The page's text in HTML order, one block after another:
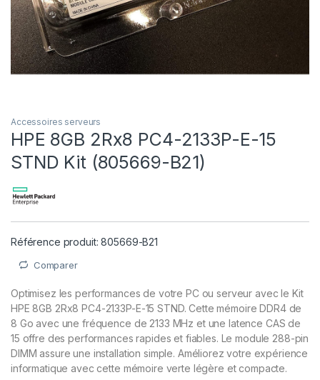
Accessoires serveurs
HPE 8GB 2Rx8 PC4-2133P-E-15
STND Kit (805669-B21)
Référence produit: 805669-B21
Comparer
Optimisez les performances de votre PC ou serveur avec le Kit
HPE 8GB 2Rx8 PC4-2133P-E-15 STND. Cette mémoire DDR4 de
8 Go avec une fréquence de 2133 MHz et une latence CAS de
15 offre des performances rapides et fiables. Le module 288-pin
DIMM assure une installation simple. Améliorez votre expérience
informatique avec cette mémoire verte légère et compacte.